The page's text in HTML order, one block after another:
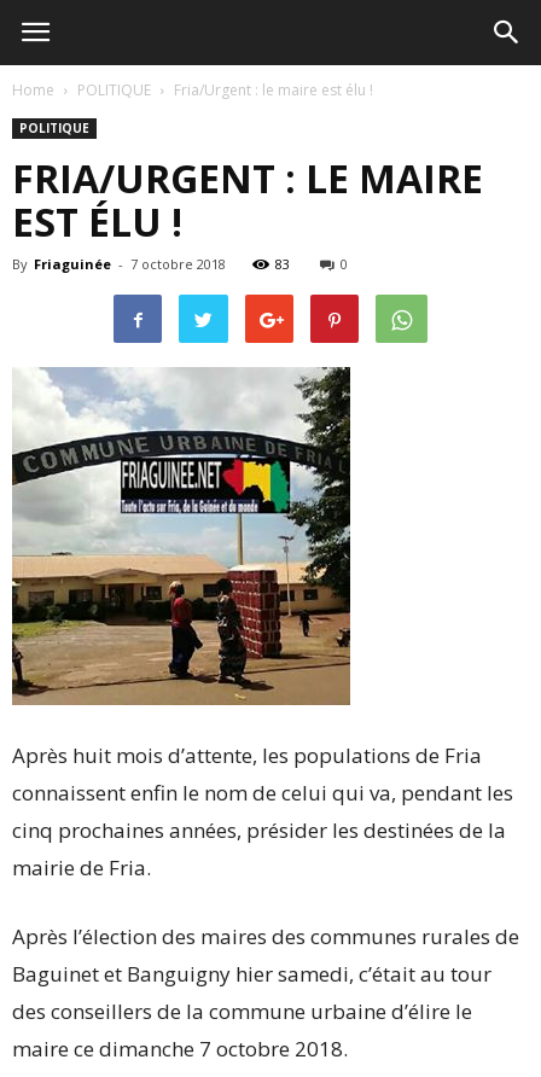
Home POLITIQUE Fria/Urgent : le maire est élu !
POLITIQUE
FRIA/URGENT : LE MAIRE
EST ÉLU !
By Friaguinée - 7 octobre 2018 83 0
Après huit mois d’attente, les populations de Fria
connaissent enfin le nom de celui qui va, pendant les
cinq prochaines années, présider les destinées de la
mairie de Fria.
Après l’élection des maires des communes rurales de
Baguinet et Banguigny hier samedi, c’était au tour
des conseillers de la commune urbaine d’élire le
maire ce dimanche 7 octobre 2018.